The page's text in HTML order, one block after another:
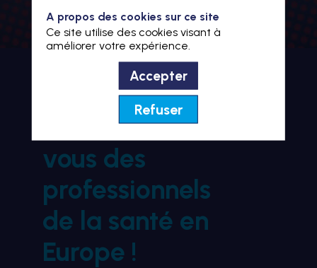
Je m'inscris à HWL26
BIENVENUE À HWL26
le rendez-
vous des
professionnels
de la santé en
Europe !
A propos des cookies sur ce site
Ce site utilise des cookies visant à
améliorer votre expérience.
Accepter
Refuser